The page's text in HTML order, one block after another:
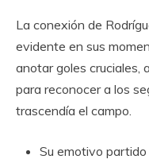
La conexión de
evidente en sus
anotar goles cruciales,
para reconocer a los
trascendía el campo.
Su emotivo partido